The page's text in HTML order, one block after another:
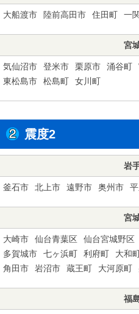
大船渡市 陸前高田市 住田町 一
宮
気仙沼市 登米市 栗原市 涌谷町
東松島市
松島町 女川町
震度2
岩
釜石市 北上市 遠野市 奥州市
宮
大崎市 仙台青葉区 仙台宮城野区
多賀城市
七ヶ浜町 利府町 大和
角田市
岩沼市 蔵王町 大河原町
福